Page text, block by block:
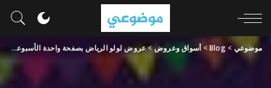
موضوعي >
Blog
>أسواق وعروض>عروض لولو الرياض بصفحة واحدة الأسبوعية 15 مايو 2024